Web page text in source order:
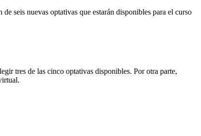
seis nuevas optativas que estarán disponibles para el curso
tres de las cinco optativas disponibles. Por otra parte,